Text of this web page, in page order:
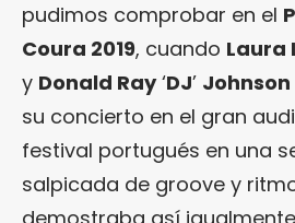
pudimos comprobar en el
Coura 2019, cuando Laura
y Donald Ray‘DJ’ Johnson
su concierto en el gran
festival portugués en una
salpicada de groove y